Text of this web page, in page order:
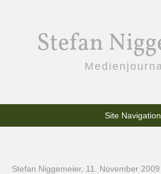
Stefan
Site Navigation
Stefan Niggemeier, 11. November 2009